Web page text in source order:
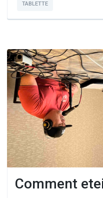
TABLETTE
Comment